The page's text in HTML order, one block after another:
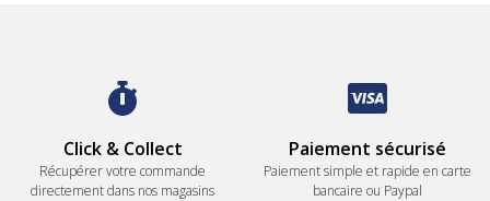
Click & Collect
Récupérer votre commande
directement dans nos magasins
Paiement sécurisé
Paiement simple et rapide en carte
bancaire ou Paypal